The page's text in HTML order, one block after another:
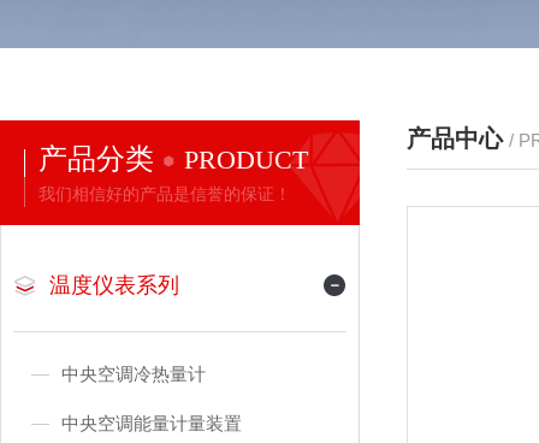
产品分类 PRODUCT
我们相信好的产品是信誉的保证！
温度仪表系列
中央空调冷热量计
中央空调能量计量装置
产品中心 /